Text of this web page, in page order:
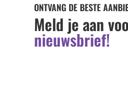
ONTVANG DE BESTE
Meld je aan
nieuwsbrief!